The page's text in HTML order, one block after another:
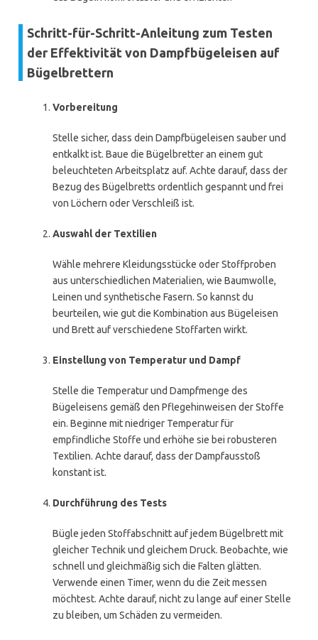
Schritt-für-Schritt-Anleitung zum Testen
der Effektivität von Dampfbügeleisen auf
Bügelbrettern
Vorbereitung
Stelle sicher, dass dein Dampfbügeleisen sauber und
entkalkt ist. Baue die Bügelbretter an einem gut
beleuchteten Arbeitsplatz auf. Achte darauf, dass der
Bezug des Bügelbretts ordentlich gespannt und frei
von Löchern oder Verschleiß ist.
Auswahl der Textilien
Wähle mehrere Kleidungsstücke oder Stoffproben
aus unterschiedlichen Materialien, wie Baumwolle,
Leinen und synthetische Fasern. So kannst du
beurteilen, wie gut die Kombination aus Bügeleisen
und Brett auf verschiedene Stoffarten wirkt.
Einstellung von Temperatur und Dampf
Stelle die Temperatur und Dampfmenge des
Bügeleisens gemäß den Pflegehinweisen der Stoffe
ein. Beginne mit niedriger Temperatur für
empfindliche Stoffe und erhöhe sie bei robusteren
Textilien. Achte darauf, dass der Dampfausstoß
konstant ist.
Durchführung des Tests
Bügle jeden Stoffabschnitt auf jedem Bügelbrett mit
gleicher Technik und gleichem Druck. Beobachte, wie
schnell und gleichmäßig sich die Falten glätten.
Verwende einen Timer, wenn du die Zeit messen
möchtest. Achte darauf, nicht zu lange auf einer Stelle
zu bleiben, um Schäden zu vermeiden.